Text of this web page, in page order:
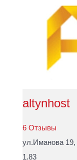
altynhost
6 Отзывы
ул.Иманова 19,
1.83